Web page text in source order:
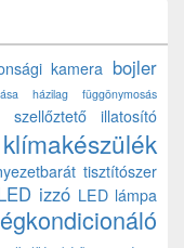
kamera bojler
házilag
függönymosás
szellőztető
illatosító
klímakészülék
tisztítószer
izzó LED lámpa